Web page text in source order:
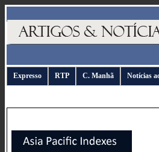
Expresso RTP C. Manhã Notícias